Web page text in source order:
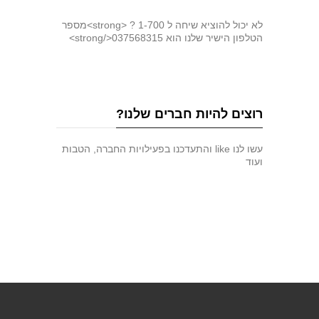
לא יכול להוציא שיחה ל 1-700 ? <strong>מספר
הטלפון הישיר שלנו הוא 037568315</strong>
רוצים להיות חברים שלנו?
עשו לנו like והתעדכנו בפעילויות החברה, הטבות
ועוד